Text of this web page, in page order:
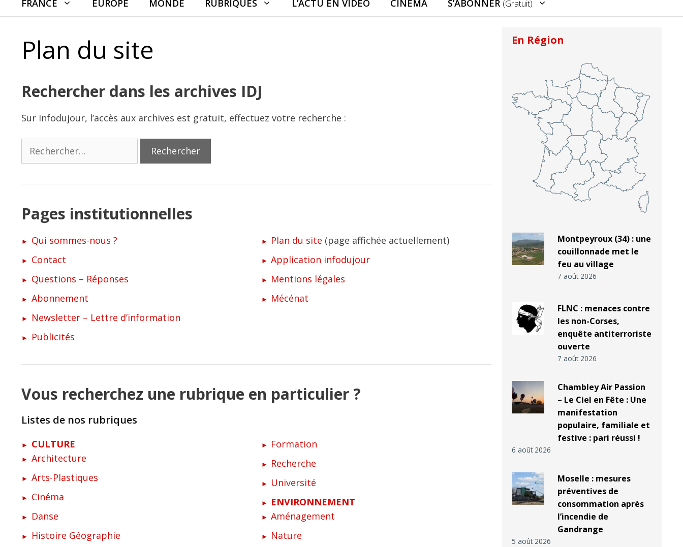
FRANCE EUROPE MONDE RUBRIQUES L’ACTU EN VIDÉO CINÉMA S’ABONNER (gratuit)
Plan du site
Rechercher dans les archives IDJ
Sur Infodujour, l’accès aux archives est gratuit, effectuez votre recherche :
Rechercher :
Pages institutionnelles
Qui sommes-nous ?
Contact
Questions – Réponses
Abonnement
Newsletter – Lettre d’information
Publicités
Plan du site (page affichée actuellement)
Application infodujour
Mentions légales
Mécénat
Vous recherchez une rubrique en particulier ?
Listes de nos rubriques
CULTURE
Architecture
Arts-Plastiques
Cinéma
Danse
Histoire Géographie
Formation
Recherche
Université
ENVIRONNEMENT
Aménagement
Nature
En Région
Montpeyroux (34) : une
couillonnade met le
feu au village
7 août 2026
FLNC : menaces contre
les non-Corses,
enquête antiterroriste
ouverte
7 août 2026
Chambley Air Passion
– Le Ciel en Fête : Une
manifestation
populaire, familiale et
festive : pari réussi !
6 août 2026
Moselle : mesures
préventives de
consommation après
l’incendie de
Gandrange
5 août 2026